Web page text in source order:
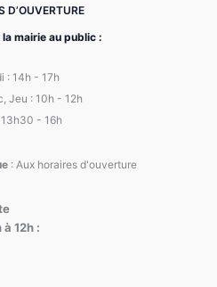
D’OUVERTURE
mairie au public :
: 14h - 17h
Jeu : 10h - 12h
13h30 - 16h
: Aux horaires d'ouverture
12h :